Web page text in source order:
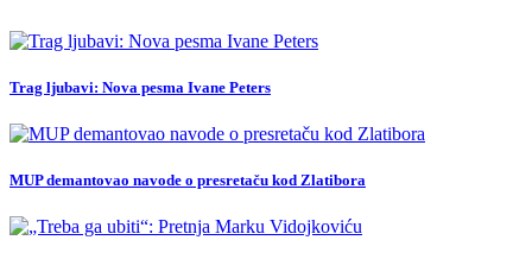
Trag ljubavi: Nova pesma Ivane Peters
MUP demantovao navode o presretaču kod Zlatibora